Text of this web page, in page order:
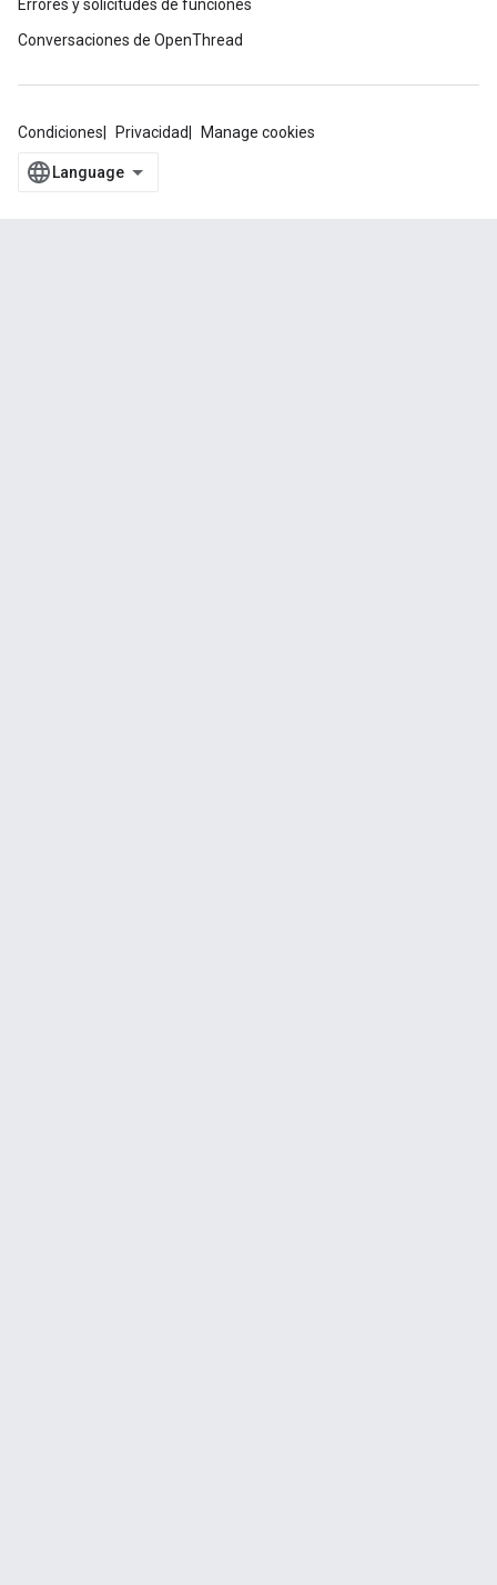
Errores y solicitudes de funciones
Conversaciones de OpenThread
Condiciones Privacidad Manage cookies